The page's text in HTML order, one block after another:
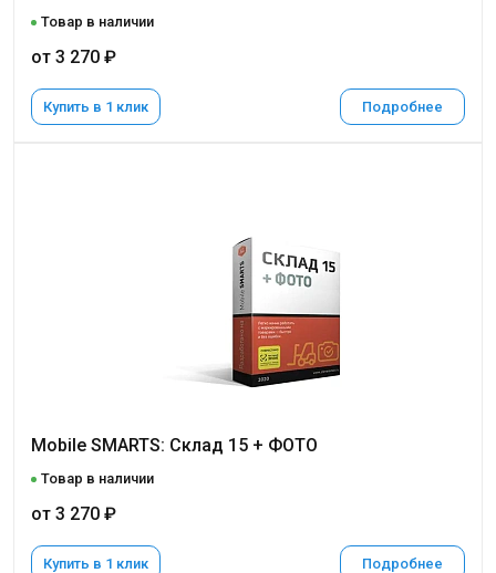
Товар в наличии
от 3 270 ₽
Купить в 1 клик Подробнее
Mobile SMARTS: Склад 15 + ФОТО
Товар в наличии
от 3 270 ₽
Купить в 1 клик Подробнее